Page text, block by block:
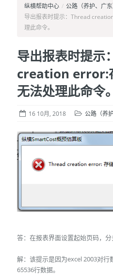
纵横帮助中心 / 公路（养护、广
导出报表时提示：Thread
理此命令。
导出报表时提示
creation error:
无法处理此命令。
16 10月, 2018 公路（养
答：在报表界面设置起始页码，分
解：该提示是因为excel 2003对行
65536行数据。